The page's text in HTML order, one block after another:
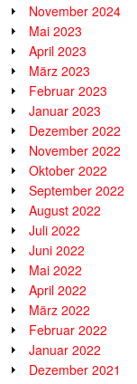
November 2024
Mai 2023
April 2023
März 2023
Februar 2023
Januar 2023
Dezember 2022
November 2022
Oktober 2022
September 2022
August 2022
Juli 2022
Juni 2022
Mai 2022
April 2022
März 2022
Februar 2022
Januar 2022
Dezember 2021